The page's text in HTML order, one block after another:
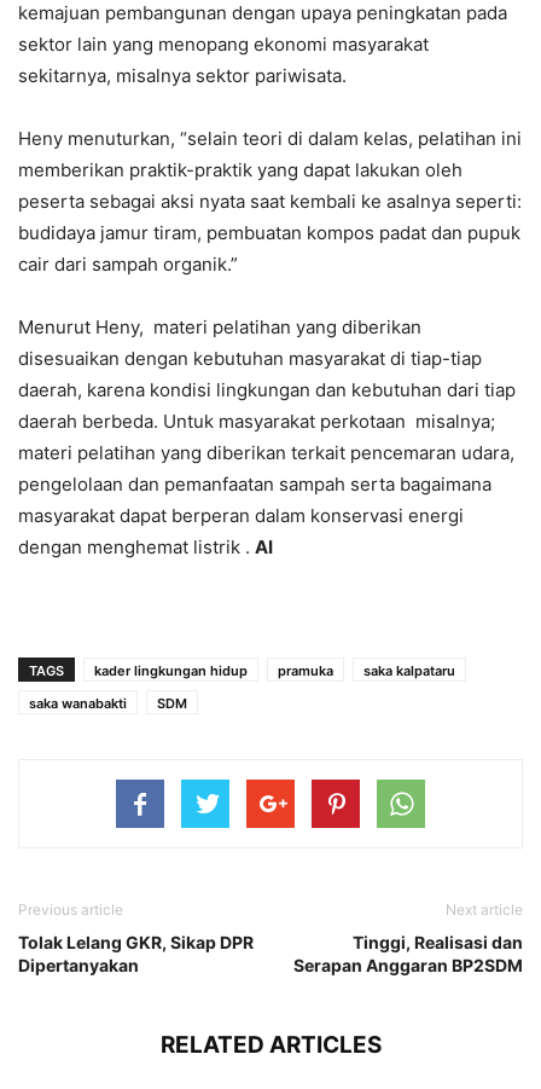
kemajuan pembangunan dengan upaya peningkatan pada
sektor lain yang menopang ekonomi masyarakat
sekitarnya, misalnya sektor pariwisata.
Heny menuturkan, “selain teori di dalam kelas, pelatihan ini
memberikan praktik-praktik yang dapat lakukan oleh
peserta sebagai aksi nyata saat kembali ke asalnya seperti:
budidaya jamur tiram, pembuatan kompos padat dan pupuk
cair dari sampah organik.”
Menurut Heny, materi pelatihan yang diberikan
disesuaikan dengan kebutuhan masyarakat di tiap-tiap
daerah, karena kondisi lingkungan dan kebutuhan dari tiap
daerah berbeda. Untuk masyarakat perkotaan misalnya;
materi pelatihan yang diberikan terkait pencemaran udara,
pengelolaan dan pemanfaatan sampah serta bagaimana
masyarakat dapat berperan dalam konservasi energi
dengan menghemat listrik . AI
TAGS kader lingkungan hidup pramuka
saka kalpataru
saka wanabakti
SDM
Previous article
Tolak Lelang GKR, Sikap DPR
Dipertanyakan
Next article
Tinggi, Realisasi dan
Serapan Anggaran BP2SDM
RELATED ARTICLES